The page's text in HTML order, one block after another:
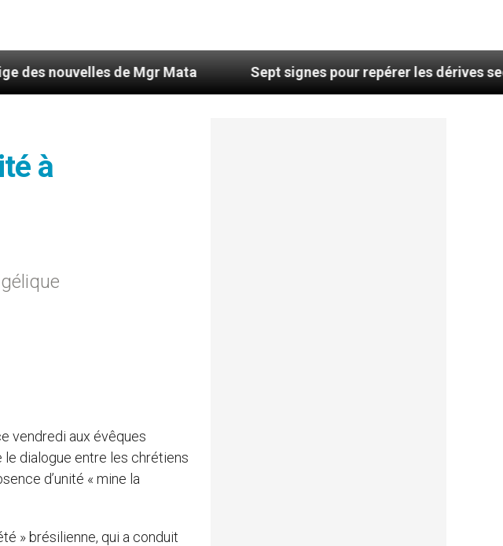
de Mgr Mata Sept signes pour repérer les dérives sectaires du
à
vendredi aux évêques
le dialogue entre les chrétiens
d’unité « mine la
» brésilienne, qui a conduit